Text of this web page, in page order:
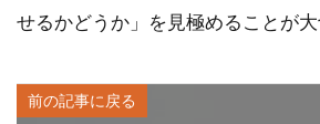
せるかどうか」を見極めることが大
前の記事に戻る